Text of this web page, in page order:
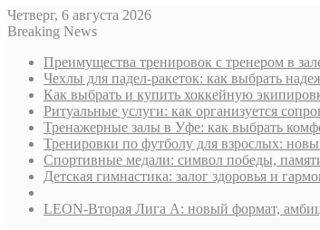
Четверг, 6 августа 2026
Breaking News
Преимущества тренировок с тренером в
Чехлы для падел-ракеток: как выбрать
Как выбрать и купить хоккейную
Ритуальные услуги: как организуется
Тренажерные залы в Уфе: как выбрать
Тренировки по футболу для взрослых:
Спортивные медали: символ победы,
Детская гимнастика: залог здоровья и
LEON-Вторая Лига А: новый формат,